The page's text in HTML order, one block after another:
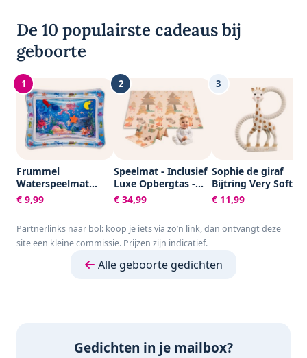
De 10 populairste cadeaus bij
geboorte
1
Frummel
Waterspeelmat
Baby – Watermat –
Speelkleed –
Waterspeelgoed
Baby - Kraamcadeau
€ 9,99
2
Speelmat - Inclusief
Luxe Opbergtas -
Dubbelzijdig -
Speelkleed -
Speelkleed Baby -
Speelmat Foam -
Opvouwbaar - Beige
€ 34,99
3
Sophie de giraf
Bijtring Very Soft -
Baby speelgoed -
Kraamcadeau -
- 100% Natuurlijk
geschenkdoosje
€ 11,99
Partnerlinks naar bol: koop je iets via zo’n link, dan ontvangt deze
site een kleine commissie. Prijzen zijn indicatief.
Alle geboorte gedichten
Gedichten in je mailbox?